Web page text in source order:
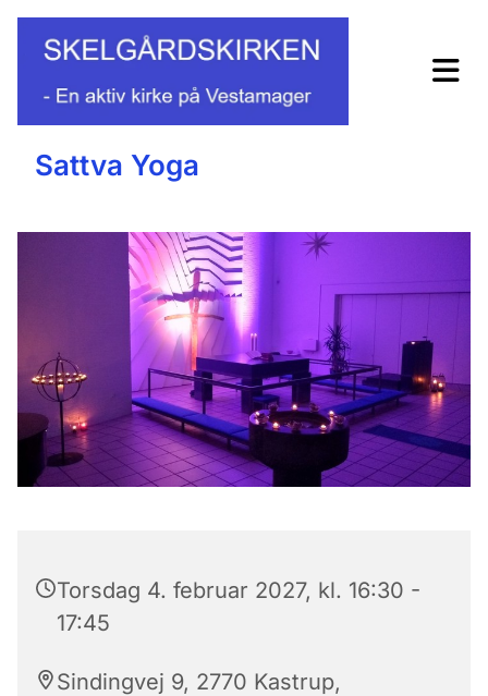
Sattva Yoga
Torsdag 4. februar 2027, kl. 16:30 -
17:45
Sindingvej 9, 2770 Kastrup,